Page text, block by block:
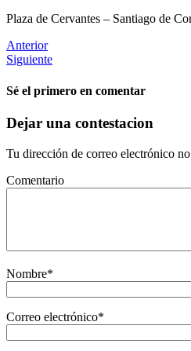
Plaza de Cervantes – Santiago de
Anterior
Siguiente
Sé el primero en comentar
Dejar una contestacion
Tu dirección de correo electrónico
Comentario
Nombre*
Correo electrónico*